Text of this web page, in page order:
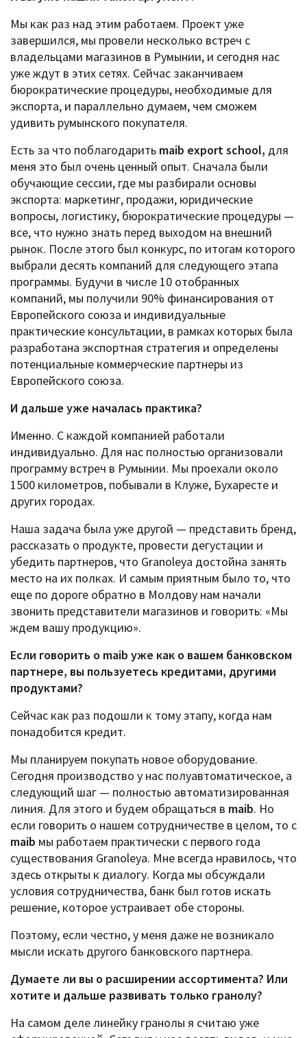
Мы как раз над этим работаем. Проект уже
завершился, мы провели несколько встреч с
владельцами магазинов в Румынии, и сегодня нас
уже ждут в этих сетях. Сейчас заканчиваем
бюрократические процедуры, необходимые для
экспорта, и параллельно думаем, чем сможем
удивить румынского покупателя.
Есть за что поблагодарить maib export school, для
меня это был очень ценный опыт. Сначала были
обучающие сессии, где мы разбирали основы
экспорта: маркетинг, продажи, юридические
вопросы, логистику, бюрократические процедуры —
все, что нужно знать перед выходом на внешний
рынок. После этого был конкурс, по итогам которого
выбрали десять компаний для следующего этапа
программы. Будучи в числе 10 отобранных
компаний, мы получили 90% финансирования от
Европейского союза и индивидуальные
практические консультации, в рамках которых была
разработана экспортная стратегия и определены
потенциальные коммерческие партнеры из
Европейского союза.
И дальше уже началась практика?
Именно. С каждой компанией работали
индивидуально. Для нас полностью организовали
программу встреч в Румынии. Мы проехали около
1500 километров, побывали в Клуже, Бухаресте и
других городах.
Наша задача была уже другой — представить бренд,
рассказать о продукте, провести дегустации и
убедить партнеров, что Granoleya достойна занять
место на их полках. И самым приятным было то, что
еще по дороге обратно в Молдову нам начали
звонить представители магазинов и говорить: «Мы
ждем вашу продукцию».
Если говорить о maib уже как о вашем банковском
партнере, вы пользуетесь кредитами, другими
продуктами?
Сейчас как раз подошли к тому этапу, когда нам
понадобится кредит.
Мы планируем покупать новое оборудование.
Сегодня производство у нас полуавтоматическое, а
следующий шаг — полностью автоматизированная
линия. Для этого и будем обращаться в maib. Но
если говорить о нашем сотрудничестве в целом, то с
maib мы работаем практически с первого года
существования Granoleya. Мне всегда нравилось, что
здесь открыты к диалогу. Когда мы обсуждали
условия сотрудничества, банк был готов искать
решение, которое устраивает обе стороны.
Поэтому, если честно, у меня даже не возникало
мысли искать другого банковского партнера.
Думаете ли вы о расширении ассортимента? Или
хотите и дальше развивать только гранолу?
На самом деле линейку гранолы я считаю уже